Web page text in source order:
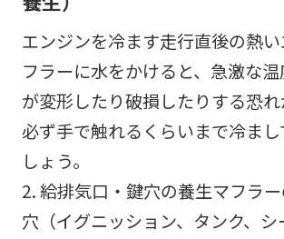
エンジンを冷ます走行直後の熱
フラーに水をかけると、急激な
が変形したり破損したりする恐れ
必ず手で触れるくらいまで冷ま
しょう。
2. 給排気口・鍵穴の養生マフラ
穴（イグニッション、タンク、